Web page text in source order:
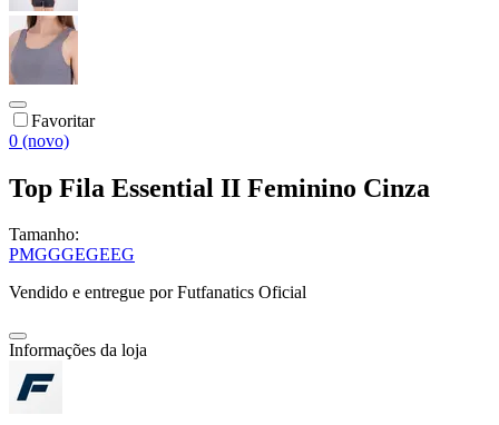
Favoritar
0 (novo)
Top Fila Essential II Feminino Cinza
Tamanho:
PMGGGEGEEG
Vendido e entregue por Futfanatics Oficial
Informações da loja